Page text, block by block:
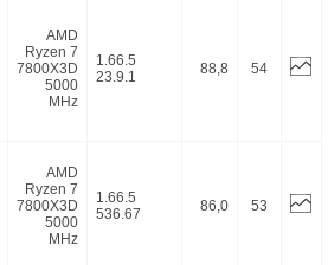
AMD
Ryzen 7
7800X3D
5000
MHz
1.66.5
23.9.1
88,8 54
AMD
Ryzen 7
7800X3D
5000
MHz
1.66.5
536.67
86,0 53